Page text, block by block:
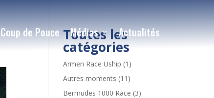
Coup de Pouce Médias Actualités
Toutes les
catégories
Armen Race Uship (1)
Autres moments (11)
Bermudes 1000 Race (3)